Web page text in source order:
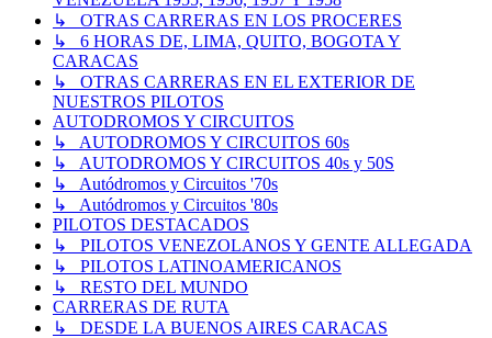
↳ OTRAS CARRERAS EN LOS PROCERES
↳ 6 HORAS DE, LIMA, QUITO, BOGOTA Y
CARACAS
↳ OTRAS CARRERAS EN EL EXTERIOR DE
NUESTROS PILOTOS
AUTODROMOS Y CIRCUITOS
↳ AUTODROMOS Y CIRCUITOS 60s
↳ AUTODROMOS Y CIRCUITOS 40s y 50S
↳ Autódromos y Circuitos '70s
↳ Autódromos y Circuitos '80s
PILOTOS DESTACADOS
↳ PILOTOS VENEZOLANOS Y GENTE ALLEGADA
↳ PILOTOS LATINOAMERICANOS
↳ RESTO DEL MUNDO
CARRERAS DE RUTA
↳ DESDE LA BUENOS AIRES CARACAS